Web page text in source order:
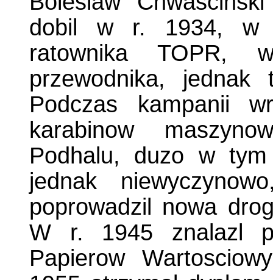
dobil w r. 1934, w
ratownika TOPR,
przewodnika,
Podczas kampanii
karabinow
Podhalu, duzo w
jednak
poprowadzil nowa
W r. 1945 znalazl
Papierow